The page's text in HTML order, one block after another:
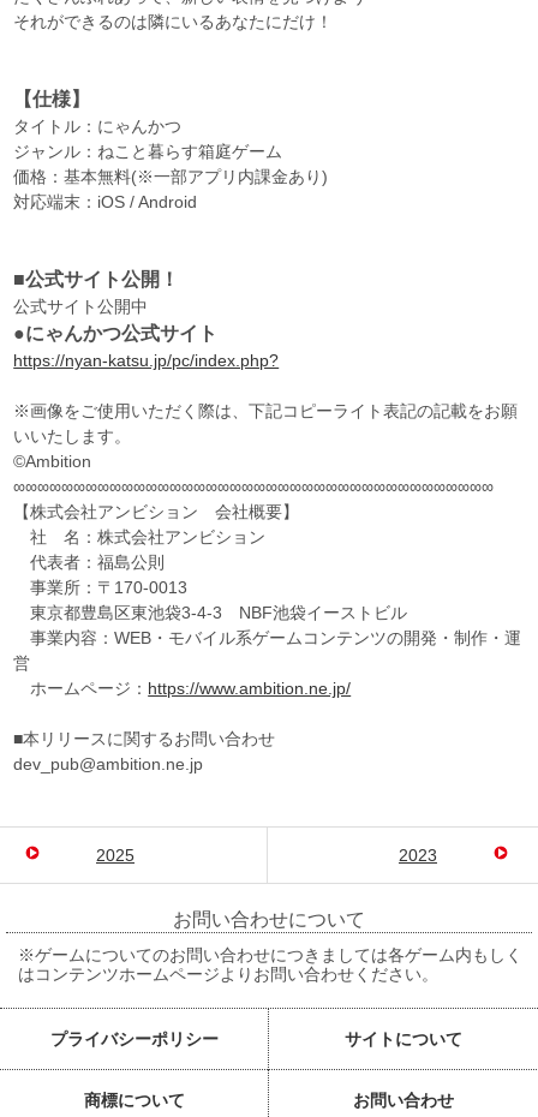
それができるのは隣にいるあなたにだけ！
【仕様】
タイトル：にゃんかつ
ジャンル：ねこと暮らす箱庭ゲーム
価格：基本無料(※一部アプリ内課金あり)
対応端末：iOS / Android
■公式サイト公開！
公式サイト公開中
●にゃんかつ公式サイト
https://nyan-katsu.jp/pc/index.php?
※画像をご使用いただく際は、下記コピーライト表記の記載をお願
いいたします。
©Ambition
∞∞∞∞∞∞∞∞∞∞∞∞∞∞∞∞∞∞∞∞∞∞∞∞∞∞∞∞∞∞∞∞∞∞∞∞∞∞∞∞
【株式会社アンビション 会社概要】
社 名：株式会社アンビション
代表者：福島公則
事業所：〒170-0013
東京都豊島区東池袋3-4-3 NBF池袋イーストビル
事業内容：WEB・モバイル系ゲームコンテンツの開発・制作・運
営
ホームページ： https://www.ambition.ne.jp/
■本リリースに関するお問い合わせ
dev_pub@ambition.ne.jp
2025 2023
お問い合わせについて
※ゲームについてのお問い合わせにつきましては各ゲーム内もしく
はコンテンツホームページよりお問い合わせください。
プライバシーポリシー サイトについて
商標について お問い合わせ